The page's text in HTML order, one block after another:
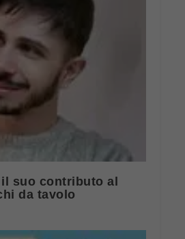
suo contributo al
da tavolo